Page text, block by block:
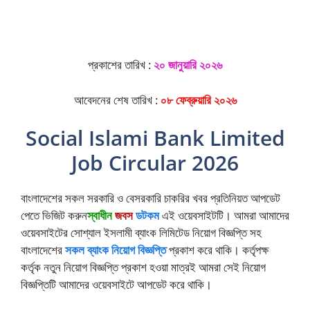
প্রকাশের তারিখ :২০ জানুয়ারি ২০২৬
আবেদনের শেষ তারিখ : ০৮ ফেব্রুয়ারি ২০২৬
Social Islami Bank Limited
Job Circular 2026
বাংলাদেশের সকল সরকারি ও বেসরকারি চাকরির খবর প্রতিনিয়ত আপডেট
পেতে ভিজিট করুনস্বাধীনজবসডটকমএই ওয়েবসাইটটি। আমরা আমাদের
ওয়েবসাইটের সোশ্যাল ইসলামী ব্যাংক লিমিটেড নিয়োগ বিজ্ঞপ্তি সহ
বাংলাদেশেরসকল ব্যাংক নিয়োগ বিজ্ঞপ্তিপ্রকাশ করে থাকি। কর্তৃপক্ষ
কর্তৃক নতুন নিয়োগ বিজ্ঞপ্তি প্রকাশ হওয়া মাত্রই আমরা সেই নিয়োগ
বিজ্ঞপ্তিটি আমাদের ওয়েবসাইটে আপডেট করে থাকি।